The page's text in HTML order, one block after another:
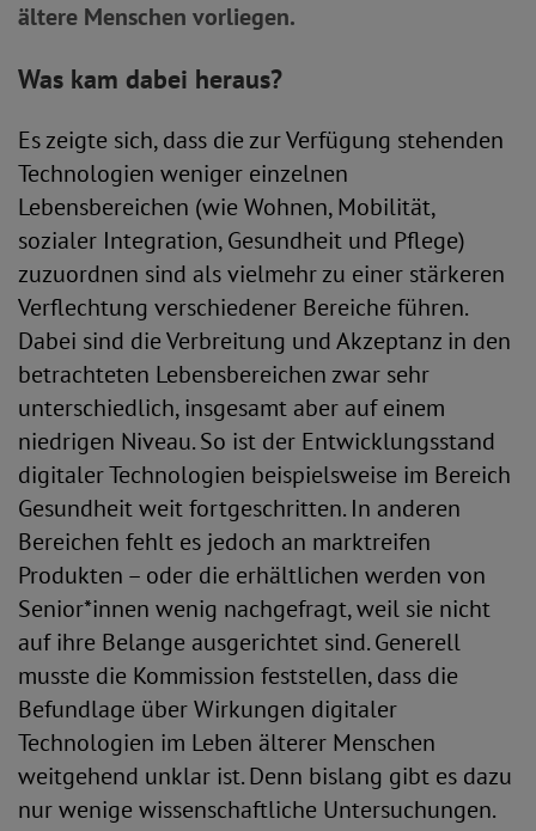
ältere Menschen vorliegen.
Was kam dabei heraus?
Es zeigte sich, dass die zur Verfügung stehenden
Technologien weniger einzelnen
Lebensbereichen (wie Wohnen, Mobilität,
sozialer Integration, Gesundheit und Pflege)
zuzuordnen sind als vielmehr zu einer stärkeren
Verflechtung verschiedener Bereiche führen.
Dabei sind die Verbreitung und Akzeptanz in den
betrachteten Lebensbereichen zwar sehr
unterschiedlich, insgesamt aber auf einem
niedrigen Niveau. So ist der Entwicklungsstand
digitaler Technologien beispielsweise im Bereich
Gesundheit weit fortgeschritten. In anderen
Bereichen fehlt es jedoch an marktreifen
Produkten – oder die erhältlichen werden von
Senior*innen wenig nachgefragt, weil sie nicht
auf ihre Belange ausgerichtet sind. Generell
musste die Kommission feststellen, dass die
Befundlage über Wirkungen digitaler
Technologien im Leben älterer Menschen
weitgehend unklar ist. Denn bislang gibt es dazu
nur wenige wissenschaftliche Untersuchungen.